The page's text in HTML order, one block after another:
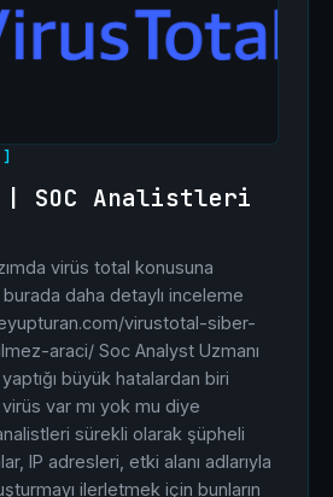
SOC Analistleri
virüs total konusuna
daha detaylı inceleme
virustotal-siber-
araci/ Soc Analyst Uzmanı
büyük hatalardan biri
var mı yok mu diye
sürekli olarak şüpheli
IP adresleri, etki alanı adlarıyla
ilerletmek için bunların